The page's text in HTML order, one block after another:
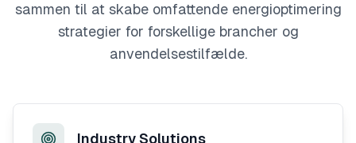
sammen til at skabe omfattende energioptimering
strategier for forskellige brancher og
anvendelsestilfælde.
Industry Solutions